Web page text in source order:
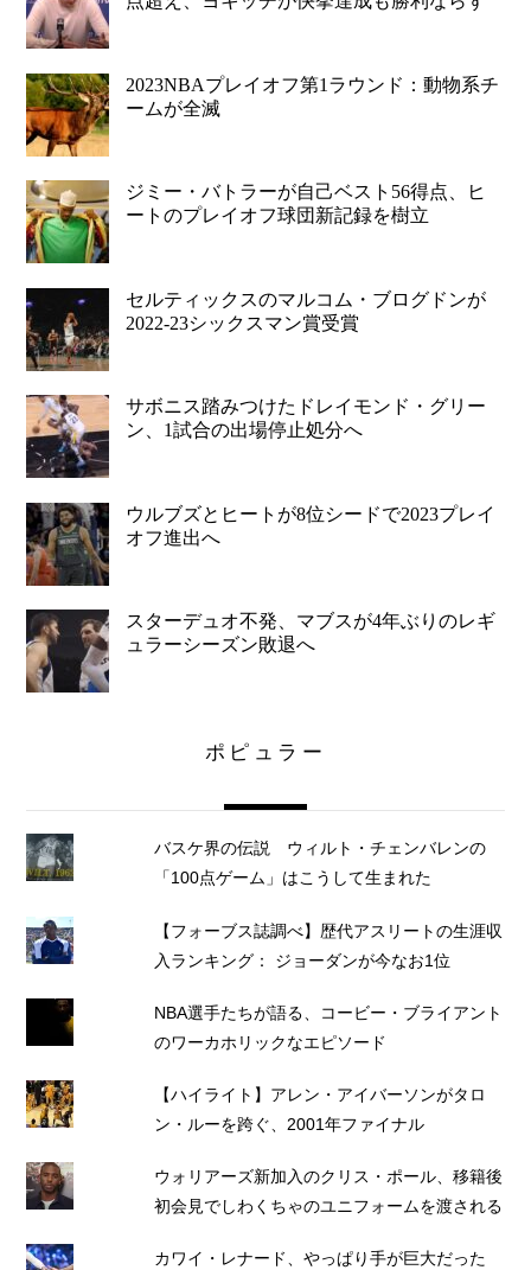
2023NBAプレイオフ第1ラウンド：動物系チ
ームが全滅
ジミー・バトラーが自己ベスト56得点、ヒ
ートのプレイオフ球団新記録を樹立
セルティックスのマルコム・ブログドンが
2022-23シックスマン賞受賞
サボニス踏みつけたドレイモンド・グリー
ン、1試合の出場停止処分へ
ウルブズとヒートが8位シードで2023プレイ
オフ進出へ
スターデュオ不発、マブスが4年ぶりのレギ
ュラーシーズン敗退へ
ポピュラー
バスケ界の伝説 ウィルト・チェンバレンの
「100点ゲーム」はこうして生まれた
【フォーブス誌調べ】歴代アスリートの生涯収
入ランキング： ジョーダンが今なお1位
NBA選手たちが語る、コービー・ブライアント
のワーカホリックなエピソード
【ハイライト】アレン・アイバーソンがタロ
ン・ルーを跨ぐ、2001年ファイナル
ウォリアーズ新加入のクリス・ポール、移籍後
初会見でしわくちゃのユニフォームを渡される
カワイ・レナード、やっぱり手が巨大だった